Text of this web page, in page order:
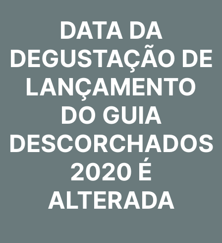
DATA DA
DEGUSTAÇÃO DE
LANÇAMENTO
DO GUIA
DESCORCHADOS
2020 É
ALTERADA